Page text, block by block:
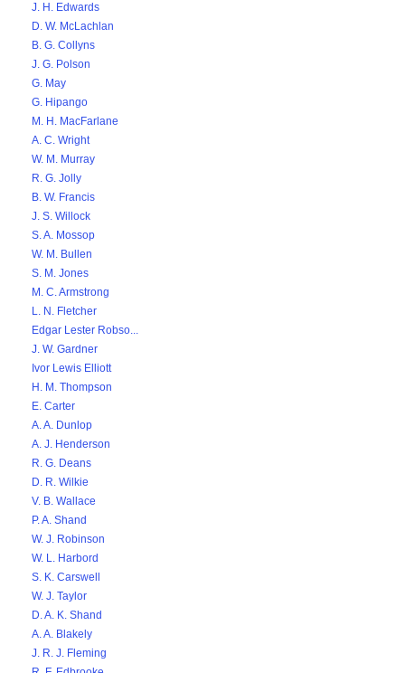
J. H. Edwards
D. W. McLachlan
B. G. Collyns
J. G. Polson
G. May
G. Hipango
M. H. MacFarlane
A. C. Wright
W. M. Murray
R. G. Jolly
B. W. Francis
J. S. Willock
S. A. Mossop
W. M. Bullen
S. M. Jones
M. C. Armstrong
L. N. Fletcher
Edgar Lester Robso...
J. W. Gardner
Ivor Lewis Elliott
H. M. Thompson
E. Carter
A. A. Dunlop
A. J. Henderson
R. G. Deans
D. R. Wilkie
V. B. Wallace
P. A. Shand
W. J. Robinson
W. L. Harbord
S. K. Carswell
W. J. Taylor
D. A. K. Shand
A. A. Blakely
J. R. J. Fleming